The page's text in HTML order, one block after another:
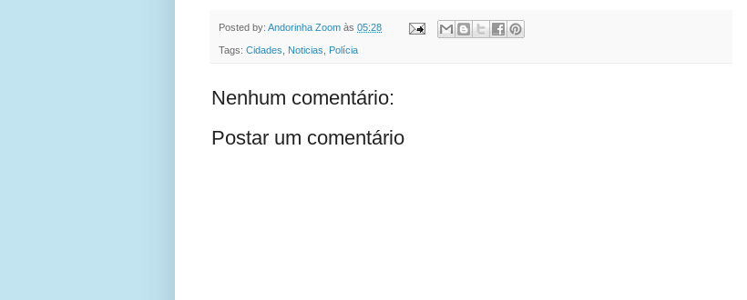
Posted by: Andorinha Zoom às 05:28
Tags: Cidades Noticias Polícia
Nenhum comentário:
Postar um comentário